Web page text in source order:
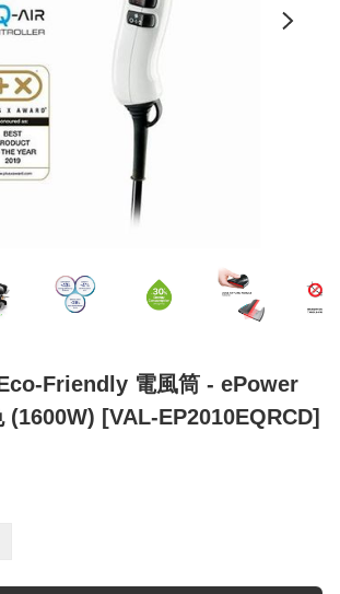
Eco-Friendly 電風筒 - ePower
(1600W) [VAL-EP2010EQRCD]